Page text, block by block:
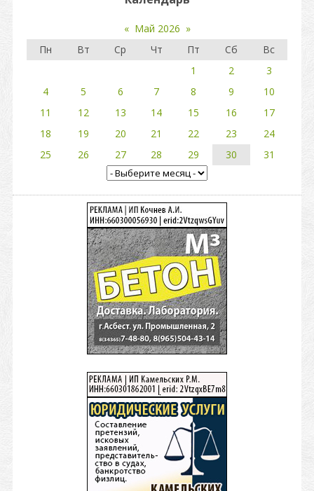
« Май 2026 »
Пн
Вт Ср Чт Пт Сб
Вс
1
2
3
4
5 6 7 8 9
10
11
12 13 14 15 16
17
18
19 20 21 22 23
24
25
26 27 28 29 30 31